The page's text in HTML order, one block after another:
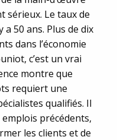
sérieux. Le taux de
a 50 ans. Plus de dix
dans l’économie
c’est un vrai
montre que
requiert une
qualifiés. Il
précédents,
les clients et de